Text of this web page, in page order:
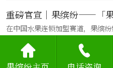
在中国水果连锁加盟赛道，果缤
内一线加盟品牌，果缤纷深耕行